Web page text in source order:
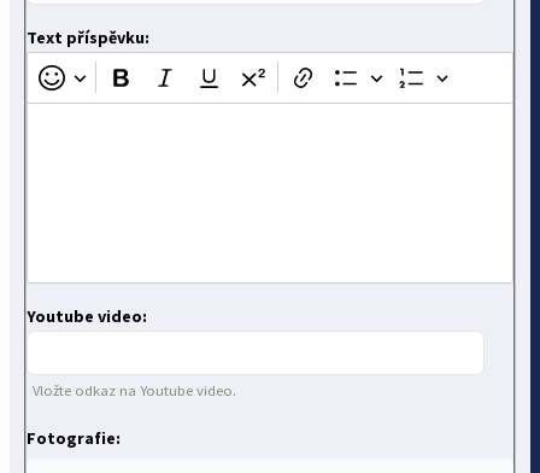
Text příspěvku:
Youtube video:
Vložte odkaz na Youtube video.
Fotografie: